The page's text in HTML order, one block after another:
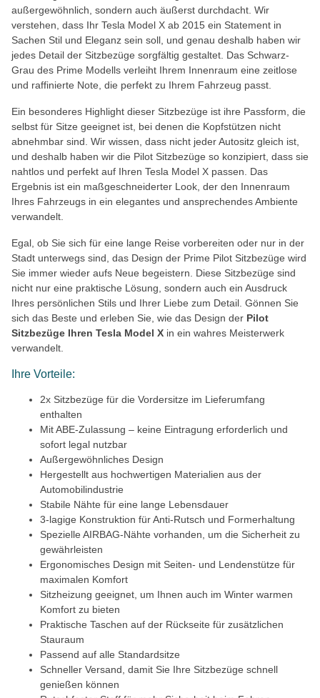
außergewöhnlich, sondern auch äußerst durchdacht. Wir
verstehen, dass Ihr Tesla Model X ab 2015 ein Statement in
Sachen Stil und Eleganz sein soll, und genau deshalb haben wir
jedes Detail der Sitzbezüge sorgfältig gestaltet. Das Schwarz-
Grau des Prime Modells verleiht Ihrem Innenraum eine zeitlose
und raffinierte Note, die perfekt zu Ihrem Fahrzeug passt.
Ein besonderes Highlight dieser Sitzbezüge ist ihre Passform, die
selbst für Sitze geeignet ist, bei denen die Kopfstützen nicht
abnehmbar sind. Wir wissen, dass nicht jeder Autositz gleich ist,
und deshalb haben wir die Pilot Sitzbezüge so konzipiert, dass sie
nahtlos und perfekt auf Ihren Tesla Model X passen. Das
Ergebnis ist ein maßgeschneiderter Look, der den Innenraum
Ihres Fahrzeugs in ein elegantes und ansprechendes Ambiente
verwandelt.
Egal, ob Sie sich für eine lange Reise vorbereiten oder nur in der
Stadt unterwegs sind, das Design der Prime Pilot Sitzbezüge wird
Sie immer wieder aufs Neue begeistern. Diese Sitzbezüge sind
nicht nur eine praktische Lösung, sondern auch ein Ausdruck
Ihres persönlichen Stils und Ihrer Liebe zum Detail. Gönnen Sie
sich das Beste und erleben Sie, wie das Design der Pilot
Sitzbezüge Ihren Tesla Model X in ein wahres Meisterwerk
verwandelt.
Ihre Vorteile:
2x Sitzbezüge für die Vordersitze im Lieferumfang
enthalten
Mit ABE-Zulassung – keine Eintragung erforderlich und
sofort legal nutzbar
Außergewöhnliches Design
Hergestellt aus hochwertigen Materialien aus der
Automobilindustrie
Stabile Nähte für eine lange Lebensdauer
3-lagige Konstruktion für Anti-Rutsch und Formerhaltung
Spezielle AIRBAG-Nähte vorhanden, um die Sicherheit zu
gewährleisten
Ergonomisches Design mit Seiten- und Lendenstütze für
maximalen Komfort
Sitzheizung geeignet, um Ihnen auch im Winter warmen
Komfort zu bieten
Praktische Taschen auf der Rückseite für zusätzlichen
Stauraum
Passend auf alle Standardsitze
Schneller Versand, damit Sie Ihre Sitzbezüge schnell
genießen können